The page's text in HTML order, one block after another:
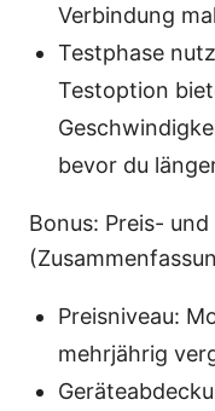
Verbindung
Testphase
Testoption
bevor du
Bonus: Preis-
Preisniveau:
mehrjährig